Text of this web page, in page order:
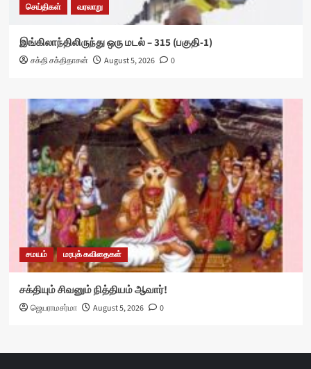
செய்திகள் வரலாறு
இங்கிலாந்திலிருந்து ஒரு மடல் – 315 (பகுதி-1)
சக்தி சக்திதாசன் August 5, 2026 0
சமயம் மரபுக் கவிதைகள்
சக்தியும் சிவனும் நித்தியம் ஆவார்!
ஜெயராமசர்மா August 5, 2026 0